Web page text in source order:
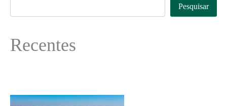
Pesquisar
Recentes